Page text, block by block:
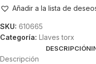
Añadir a la lista de
SKU: 610665
Categoría: Llaves torx
DESCRIPCIÓN
Descripción